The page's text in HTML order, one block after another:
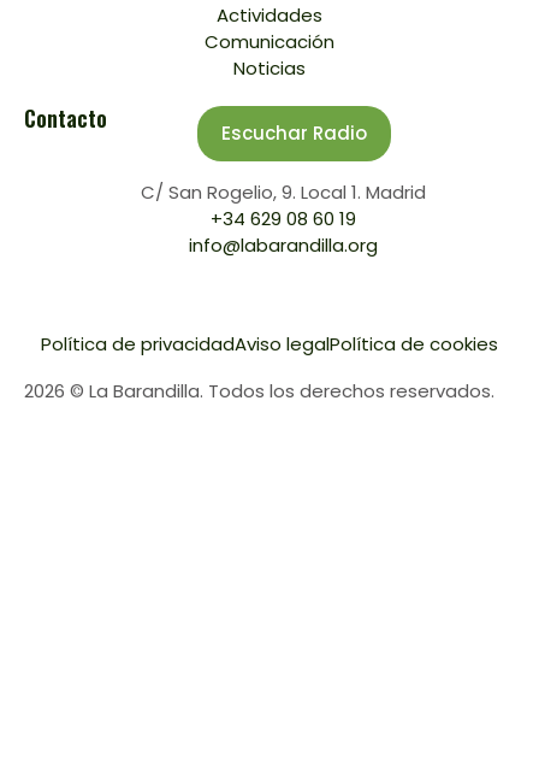
Actividades
Comunicación
Noticias
Contacto
C/ San Rogelio, 9. Local 1. Madrid
+34 629 08 60 19
info@labarandilla.org
Escuchar Radio
2026 © La Barandilla. Todos los derechos reservados.
Política de privacidadAviso legalPolítica de cookies